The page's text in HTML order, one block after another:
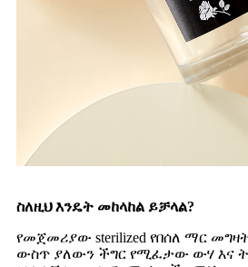
ስለዚህ እንዴት መከላከል ይቻላል?
የመጀመሪያው sterilized የበሰለ ማር
ውስጥ ያለውን ችግር የሚፈታው ውሃ እና